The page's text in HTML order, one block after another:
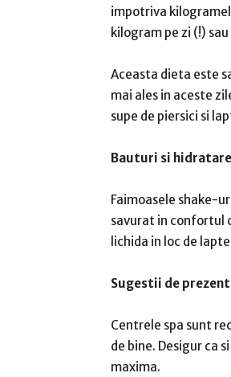
impotriva
kilogram pe zi (!)
Aceasta dieta este
mai ales in aceste
supe de piersici si
Bauturi si hidratare
Faimoasele shake-
savurat in confortul
lichida in loc de
Sugestii de
Centrele spa sunt
de bine. Desigur ca
maxima.